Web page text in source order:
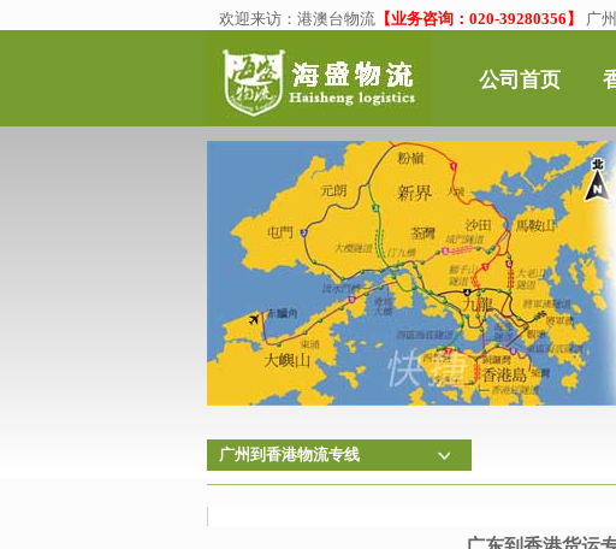
欢迎来访： 港澳台物流 【业务咨询：020-39280356】 广
公司首页
广州到香港物流专线